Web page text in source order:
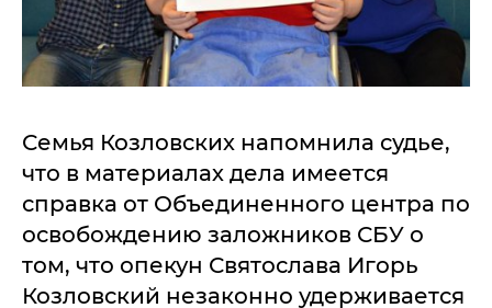
Семья Козловских напомнила судье,
что в материалах дела имеется
справка от Объединенного центра по
освобождению заложников СБУ о
том, что опекун Святослава Игорь
Козловский незаконно удерживается